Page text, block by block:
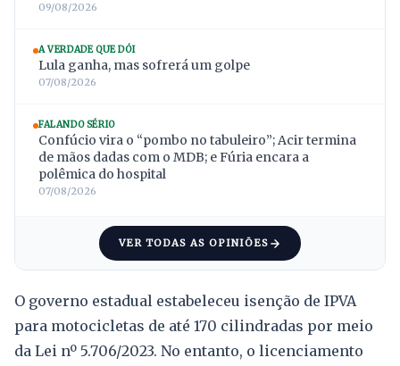
09/08/2026
A VERDADE QUE DÓI
Lula ganha, mas sofrerá um golpe
07/08/2026
FALANDO SÉRIO
Confúcio vira o “pombo no tabuleiro”; Acir termina
de mãos dadas com o MDB; e Fúria encara a
polêmica do hospital
07/08/2026
VER TODAS AS OPINIÕES
O governo estadual estabeleceu isenção de IPVA
para motocicletas de até 170 cilindradas por meio
da Lei nº 5.706/2023. No entanto, o licenciamento